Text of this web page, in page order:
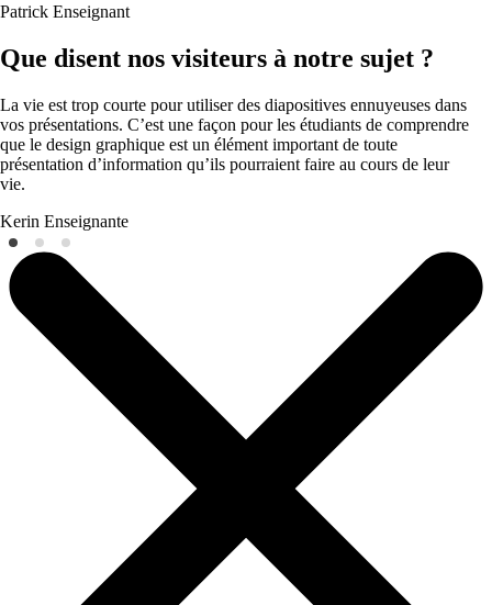
Patrick Enseignant
Que disent nos visiteurs à notre sujet ?
La vie est trop courte pour utiliser des diapositives ennuyeuses dans
vos présentations. C’est une façon pour les étudiants de comprendre
que le design graphique est un élément important de toute
présentation d’information qu’ils pourraient faire au cours de leur
vie.
Kerin Enseignante